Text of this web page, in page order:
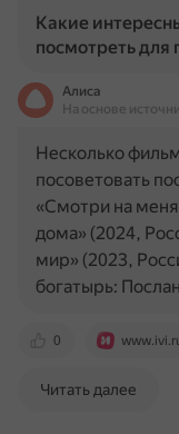
Какие
посмотреть для
Алиса
На основе
0
Несколько
посоветовать
«Смотри на
дома» (2024,
мир» (2023,
богатырь:
Читать далее